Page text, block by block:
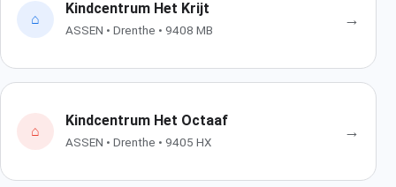
⌂
Kindcentrum Het Krijt
ASSEN • Drenthe • 9408 MB
→
⌂
Kindcentrum Het Octaaf
ASSEN • Drenthe • 9405 HX
→